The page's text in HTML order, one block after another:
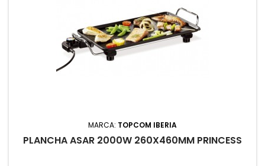
MARCA: TOPCOM IBERIA
PLANCHA ASAR 2000W 260X460MM PRINCESS